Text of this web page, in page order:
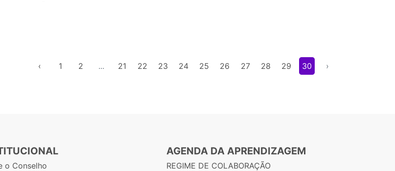
‹ 1 2 ... 21 22 23 24 25 26 27 28 29 30 ›
o Conselho
AGENDA DA APRENDIZAGEM
REGIME DE COLABORAÇÃO